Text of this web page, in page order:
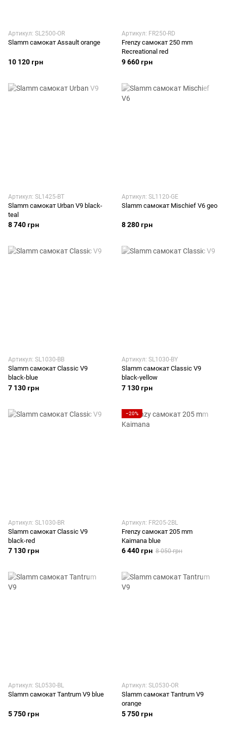
Артикул: SL2500-OR
Slamm самокат Assault orange
10 120 грн
Артикул: FR250-RD
Frenzy самокат 250 mm
Recreational red
9 660 грн
Артикул: SL1425-BT
Slamm самокат Urban V9 black-
teal
8 740 грн
Артикул: SL1120-GE
Slamm самокат Mischief V6 geo
8 280 грн
Артикул: SL1030-BB
Slamm самокат Classic V9
black-blue
7 130 грн
Артикул: SL1030-BY
Slamm самокат Classic V9
black-yellow
7 130 грн
Артикул: SL1030-BR
Slamm самокат Classic V9
black-red
7 130 грн
−20%
Артикул: FR205-2BL
Frenzy самокат 205 mm
Kaimana blue
6 440 грн 8 050 грн
Артикул: SL0530-BL
Slamm самокат Tantrum V9 blue
5 750 грн
Артикул: SL0530-OR
Slamm самокат Tantrum V9
orange
5 750 грн